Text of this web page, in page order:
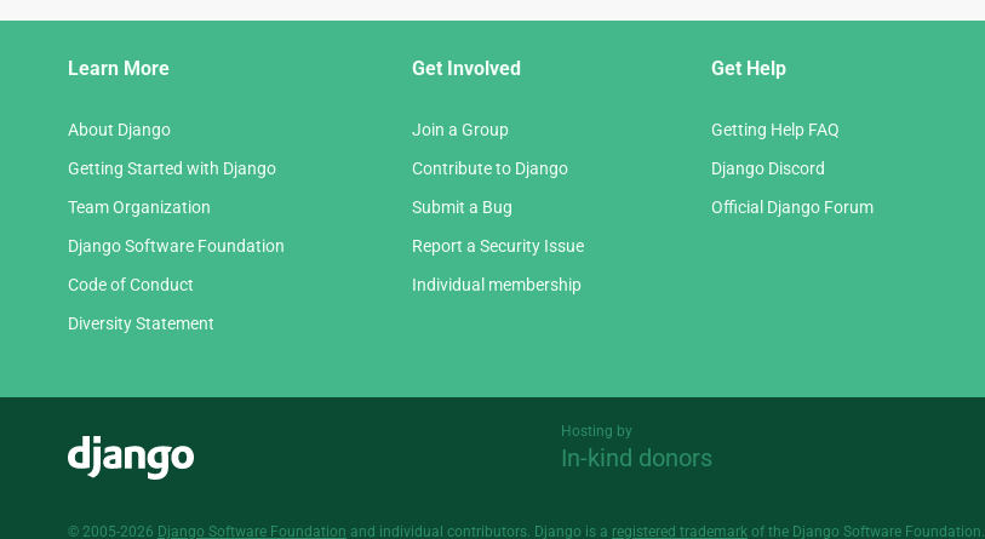
Learn More
About Django
Getting Started with Django
Team Organization
Django Software Foundation
Code of Conduct
Diversity Statement
Get Involved
Join a Group
Contribute to Django
Submit a Bug
Report a Security Issue
Individual membership
Get Help
Getting Help FAQ
Django Discord
Official Django Forum
Hosting by
In-kind donors
© 2005-2026 Django Software Foundation and individual contributors. Django is a registered trademark of the Django Software Foundation.